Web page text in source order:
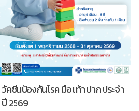
โปรแกรมตรวจ Sleep Test ประจำปี
2569